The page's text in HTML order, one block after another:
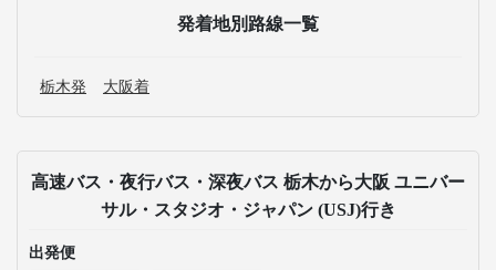
発着地別路線一覧
栃木発 大阪着
高速バス・夜行バス・深夜バス 栃木から大阪 ユニバー
サル・スタジオ・ジャパン (USJ)行き
出発便